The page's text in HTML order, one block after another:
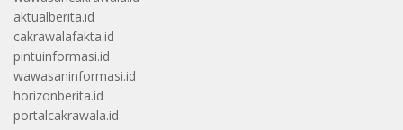
aktualberita.id
cakrawalafakta.id
pintuinformasi.id
wawasaninformasi.id
horizonberita.id
portalcakrawala.id